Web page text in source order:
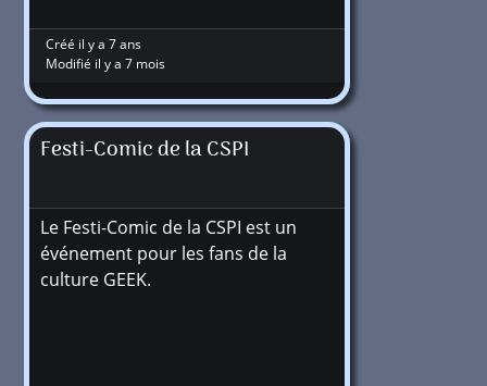
Créé il y a 7 ans
Modifié il y a 7 mois
Festi-Comic de la CSPI
Le Festi-Comic de la CSPI est un
événement pour les fans de la
culture GEEK.